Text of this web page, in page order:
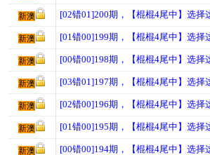
新澳 [02错01]200期，【棍棍4尾中】选择
新澳 [01错00]199期，【棍棍4尾中】选择
新澳 [00错00]198期，【棍棍4尾中】选择
新澳 [03错01]197期，【棍棍4尾中】选择
新澳 [02错00]196期，【棍棍4尾中】选择
新澳 [01错00]195期，【棍棍4尾中】选择
新澳 [00错00]194期，【棍棍4尾中】选择